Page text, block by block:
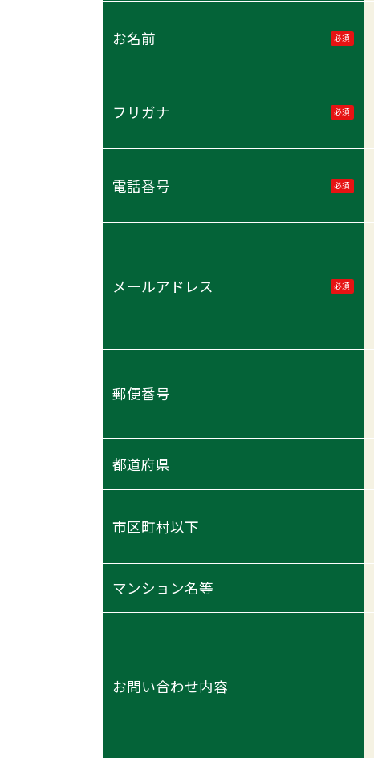
お名前 必須
フリガナ 必須
電話番号 必須
メールアドレス 必須
郵便番号
都道府県
市区町村以下
マンション名等
お問い合わせ内容